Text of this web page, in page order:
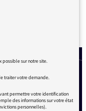
possible sur notre site.
traiter votre demande.
permettre votre identification
des informations sur votre état
personnelles).